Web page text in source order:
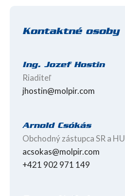
Kontaktné osoby
Ing. Jozef Hostin
Riaditeľ
jhostin@molpir.com
Arnold Csókás
Obchodný zástupca SR a HU
acsokas@molpir.com
+421 902 971 149